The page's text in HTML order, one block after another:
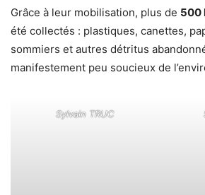
Grâce à leur mobilisation, plus de 500
été collectés : plastiques, canettes,
sommiers et autres détritus
manifestement peu soucieux de
Sylvain TRUC